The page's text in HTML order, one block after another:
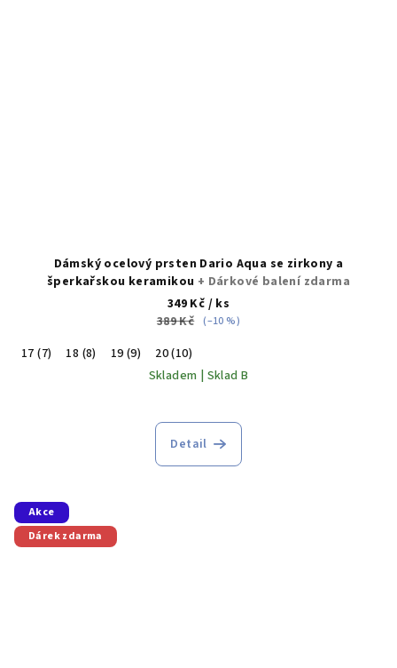
Dámský ocelový prsten Dario Aqua se zirkony a
šperkařskou keramikou + Dárkové balení zdarma
349 Kč / ks
389 Kč (–10 %)
17 (7) 18 (8) 19 (9)
20 (10)
Skladem | Sklad B
Detail
Akce
Dárek zdarma